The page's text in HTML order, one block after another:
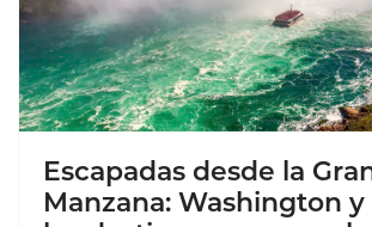
Escapadas desde la
Manzana: Washington y